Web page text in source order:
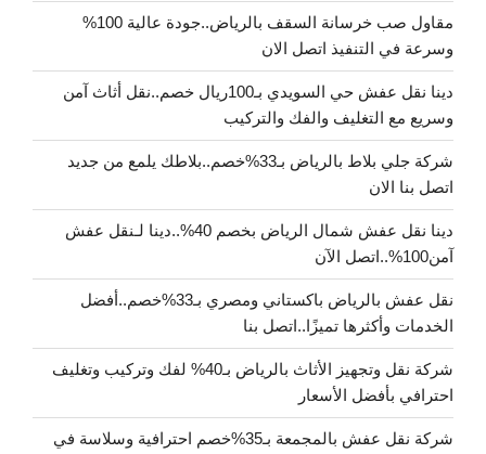
مقاول صب خرسانة السقف بالرياض..جودة عالية 100%
وسرعة في التنفيذ اتصل الان
دينا نقل عفش حي السويدي بـ100ريال خصم..نقل أثاث آمن
وسريع مع التغليف والفك والتركيب
شركة جلي بلاط بالرياض بـ33%خصم..بلاطك يلمع من جديد
اتصل بنا الان
دينا نقل عفش شمال الرياض بخصم 40%..دينا لـنقل عفش
آمن100%..اتصل الآن
نقل عفش بالرياض باكستاني ومصري بـ33%خصم..أفضل
الخدمات وأكثرها تميزًا..اتصل بنا
شركة نقل وتجهيز الأثاث بالرياض بـ40% لفك وتركيب وتغليف
احترافي بأفضل الأسعار
شركة نقل عفش بالمجمعة بـ35%خصم احترافية وسلاسة في